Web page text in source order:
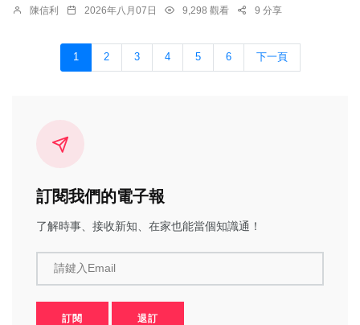
陳信利 2026年八月07日 9,298 觀看 9 分享
1 2 3 4 5 6 下一頁
訂閱我們的電子報
了解時事、接收新知、在家也能當個知識通！
請鍵入Email
訂閱 退訂